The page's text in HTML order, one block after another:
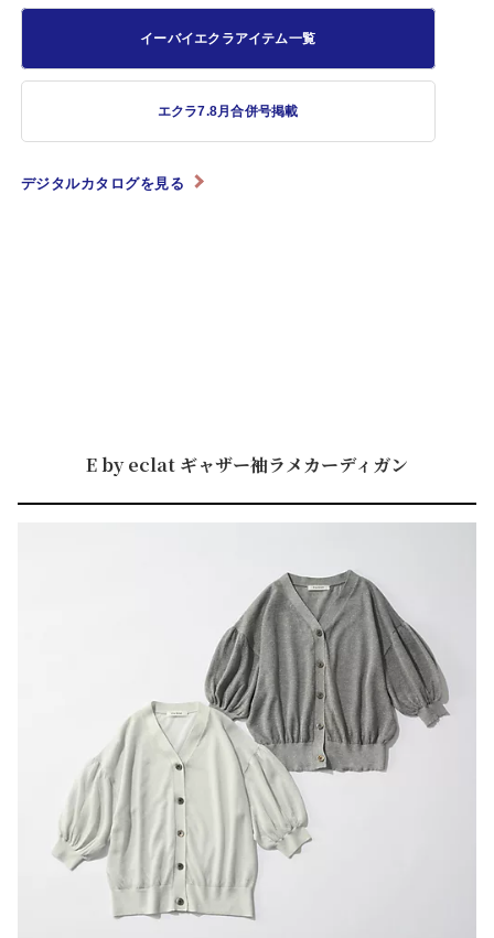
イーバイエクラアイテム一覧
エクラ7.8月合併号掲載
デジタルカタログを見る
E by eclat ギャザー袖ラメカーディガン